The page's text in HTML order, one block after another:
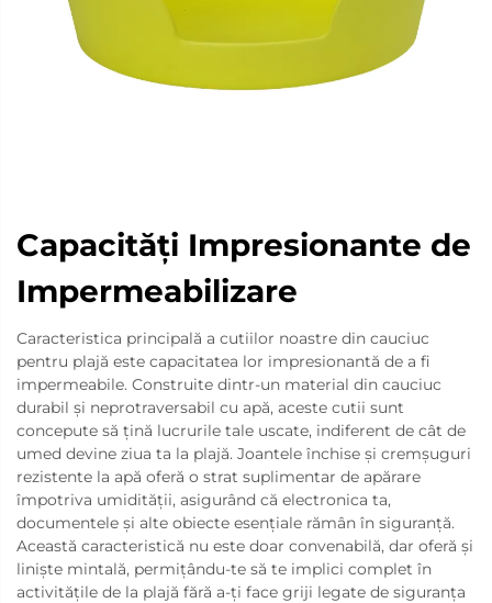
Capacități Impresionante de
Impermeabilizare
Caracteristica principală a cutiilor noastre din cauciuc
pentru plajă este capacitatea lor impresionantă de a fi
impermeabile. Construite dintr-un material din cauciuc
durabil și neprotraversabil cu apă, aceste cutii sunt
concepute să țină lucrurile tale uscate, indiferent de cât de
umed devine ziua ta la plajă. Joantele închise și cremșuguri
rezistente la apă oferă o strat suplimentar de apărare
împotriva umidității, asigurând că electronica ta,
documentele și alte obiecte esențiale rămân în siguranță.
Această caracteristică nu este doar convenabilă, dar oferă și
liniște mintală, permițându-te să te implici complet în
activitățile de la plajă fără a-ți face griji legate de siguranța